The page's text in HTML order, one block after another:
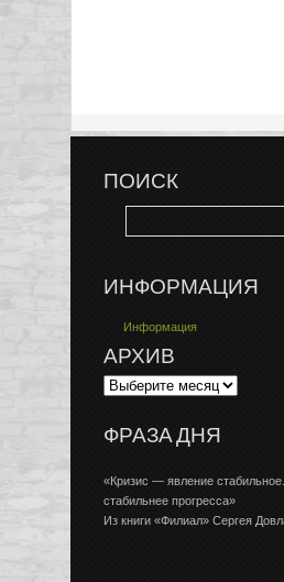
ПОИСК
ИНФОРМАЦИЯ
Информация
АРХИВ
ФРАЗА ДНЯ
«Кризис — явление
стабильнее прогресса»
Из книги «Филиал» Сергея